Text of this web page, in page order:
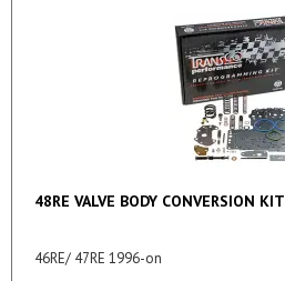
48RE VALVE BODY CONVERSION KIT
46RE/ 47RE 1996-on